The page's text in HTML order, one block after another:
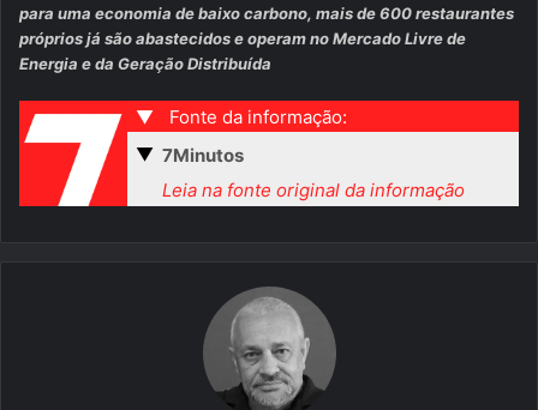
para uma economia de baixo carbono, mais de 600 restaurantes
próprios já são abastecidos e operam no Mercado Livre de
Energia e da Geração Distribuída
▼
Fonte da informação:
▼ 7Minutos
Leia na fonte original da informação